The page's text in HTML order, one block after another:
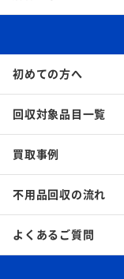
初めての方へ
回収対象品目一覧
買取事例
不用品回収の流れ
よくあるご質問